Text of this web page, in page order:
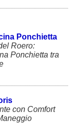
Ponchietta
Roero:
Ponchietta tra
con Comfort